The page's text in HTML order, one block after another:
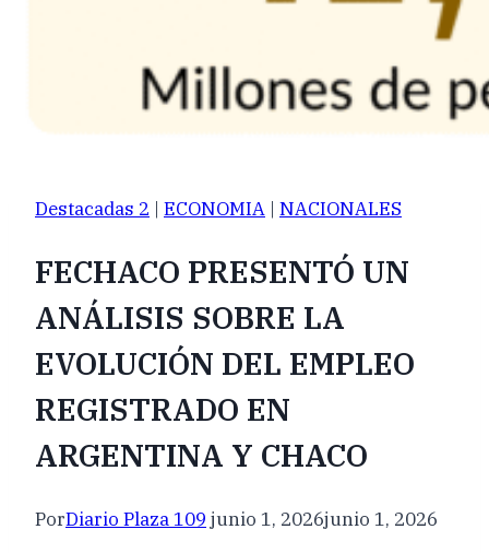
Destacadas 2 | ECONOMIA | NACIONALES
FECHACO PRESENTÓ UN
ANÁLISIS SOBRE LA
EVOLUCIÓN DEL EMPLEO
REGISTRADO EN
ARGENTINA Y CHACO
PorDiario Plaza 109 junio 1, 2026junio 1, 2026